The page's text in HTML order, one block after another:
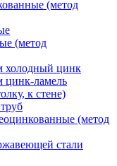
(метод
(метод
холодный цинк
цинк-ламель
к стене)
(метод
стали